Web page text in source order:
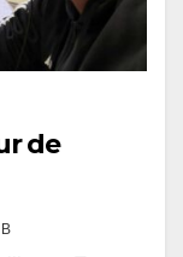
de